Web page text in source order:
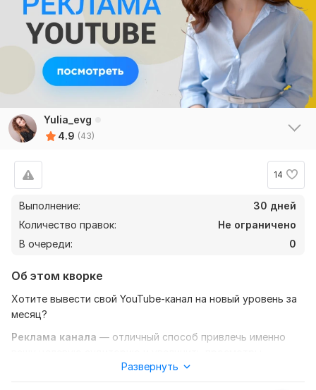
Yulia_evg
4.9 (43)
14
Выполнение:
30 дней
Количество правок:
Не ограничено
В очереди:
0
Об этом кворке
Хотите вывести свой YouTube-канал на новый уровень за
месяц?
Реклама канала — отличный способ привлечь именно
подписчиков и вовлечённость. Я предложу комплексное
Развернуть